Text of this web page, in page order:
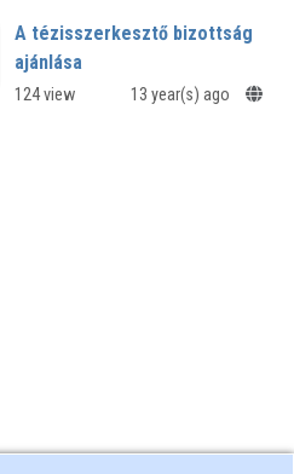
A tézisszerkesztő bizottság
ajánlása
124 view 13 year(s) ago